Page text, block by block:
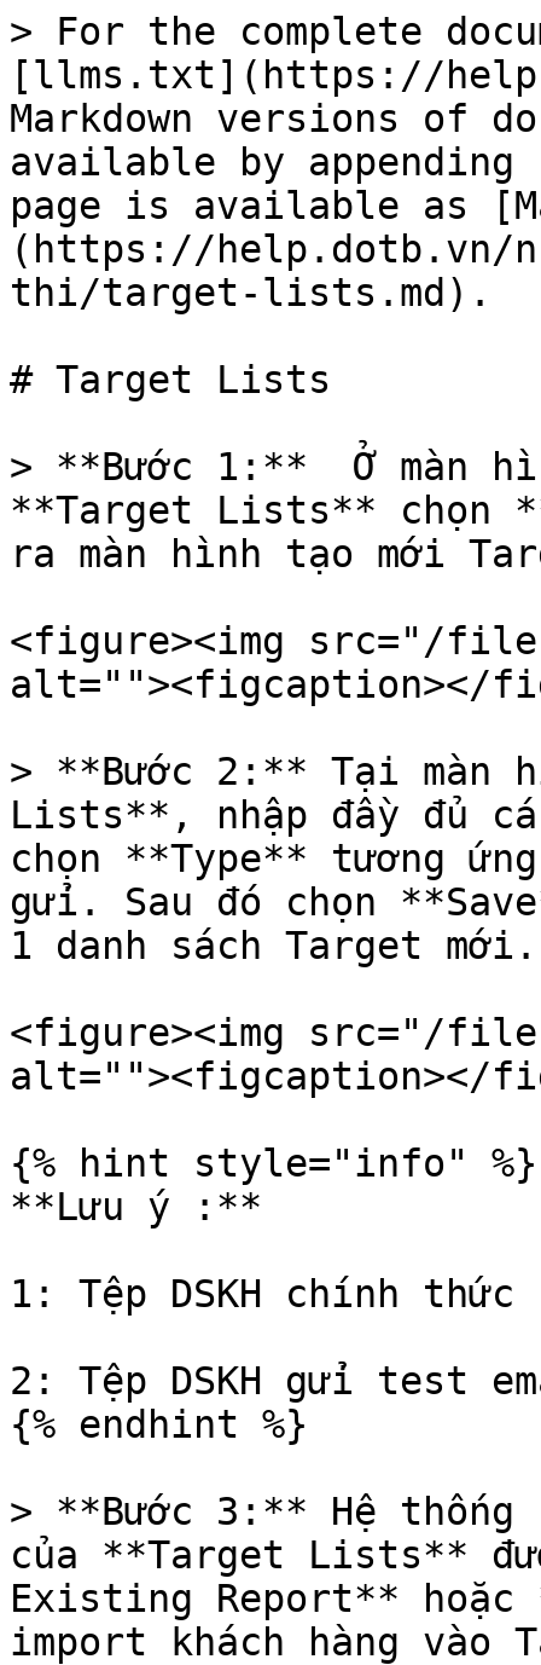
> For the complete
[llms.txt](https://
Markdown versions of
available by
page is available as
(https://help.dotb.vn/
thi/target-lists.md).
# Target Lists
> **Bước 1:**  Ở màn
**Target Lists** chọn
ra màn hình tạo mới
<figure><img src="/files/
alt=""><figcaption></
> **Bước 2:** Tại màn
Lists**, nhập đầy đủ
chọn **Type** tương
gửi. Sau đó chọn
1 danh sách Target mới.
<figure><img src="/files/
alt=""><figcaption></
{% hint style="info" %}
**Lưu ý :**
1: Tệp DSKH chính
2: Tệp DSKH gửi test
{% endhint %}
> **Bước 3:** Hệ
của **Target Lists**
Existing Report**
import khách hàng vào